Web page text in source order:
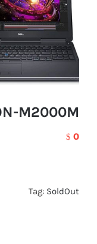
M2000M
$ 0
Tag: SoldOut